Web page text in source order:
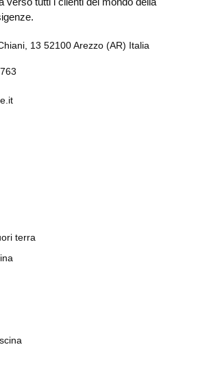
13 52100 Arezzo (AR) Italia
terra